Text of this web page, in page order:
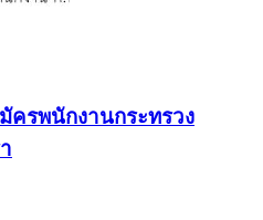
ครพนักงานกระทรวง